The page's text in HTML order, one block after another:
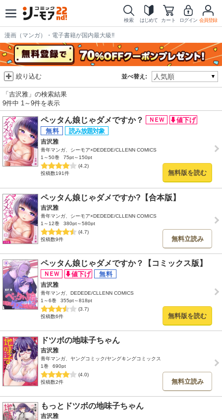
検索 はじめて カート ログイン 会員登録
漫画（マンガ）・電子書籍が国内最大級!!
並べ替え:
絞り込む
「吉沢雅」の検索結果
9件中 1～9件を表示
ペッタん娘じゃダメですか？
吉沢雅
青年マンガ、シーモア×DEDEDE/CLLENN COMICS
1～50巻
75pt～150pt
(4.2)
投稿数191件
無料版を読む
ペッタん娘じゃダメですか?【合本版】
吉沢雅
青年マンガ、シーモア×DEDEDE/CLLENN COMICS
1～12巻
380pt～580pt
(4.7)
投稿数9件
無料立読み
ペッタん娘じゃダメですか？【コミックス版】
吉沢雅
青年マンガ、DEDEDE/CLLENN COMICS
1～6巻
355pt～818pt
(3.7)
投稿数6件
無料版を読む
ドツボの地味子ちゃん
吉沢雅
青年マンガ、ヤングコミック/ヤングキングコミックス
1巻
690pt
(4.0)
投稿数2件
無料立読み
もっとドツボの地味子ちゃん
吉沢雅